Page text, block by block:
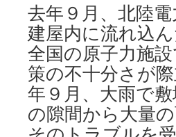
去年９月、北陸
建屋内に流れ込
全国の原子力施
策の不十分さが
年９月、大雨で
の隙間から大量